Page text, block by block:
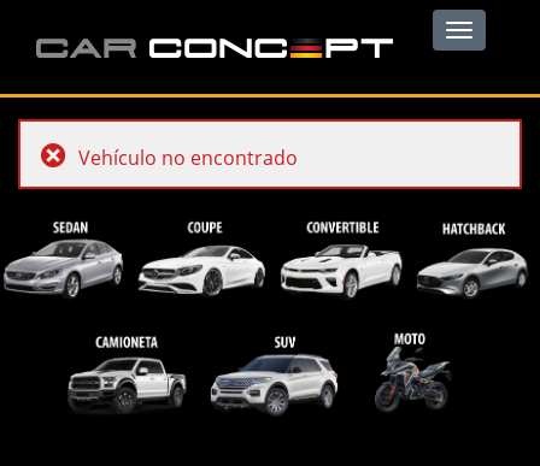
Toggle
navigation
Vehículo no encontrado